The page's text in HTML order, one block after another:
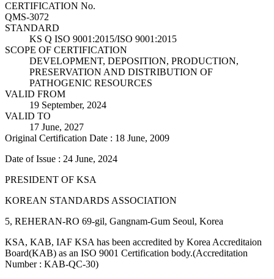
CERTIFICATION No.
QMS-3072
STANDARD
KS Q ISO 9001:2015/ISO 9001:2015
SCOPE OF CERTIFICATION
DEVELOPMENT, DEPOSITION, PRODUCTION,
PRESERVATION AND DISTRIBUTION OF
PATHOGENIC RESOURCES
VALID FROM
19 September, 2024
VALID TO
17 June, 2027
Original Certification Date : 18 June, 2009
Date of Issue : 24 June, 2024
PRESIDENT OF KSA
KOREAN STANDARDS ASSOCIATION
5, REHERAN-RO 69-gil, Gangnam-Gum Seoul, Korea
KSA, KAB, IAF KSA has been accredited by Korea Accreditaion
Board(KAB) as an ISO 9001 Certification body.(Accreditation
Number : KAB-QC-30)